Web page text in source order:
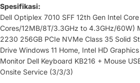
Spesifikasi:
Dell Optiplex 7010 SFF 12th Gen Intel
Cores/12MB/8T/3.3GHz to 4.3GHz/60W)
2230 256GB PCIe NVMe Class 35 Solid
Drive Windows 11 Home, Intel HD
Monitor Dell Keyboard KB216 + Mouse
Onsite Service (3/3/3)